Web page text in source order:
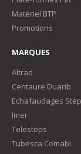
Matériel BTP
Promotions
MARQUES
Altrad
Centaure Duarib
Echafaudages
Imer
Telesteps
Tubesca Comabi